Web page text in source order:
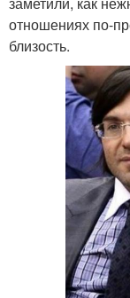
отношениях по-
близость.